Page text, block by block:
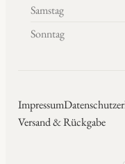
Samstag
Sonntag
Impressum
Versand & Rückgabe